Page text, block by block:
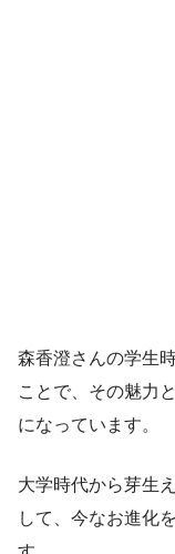
森香澄さんの学生
ことで、その魅力
になっています。
大学時代から芽生
して、今なお進化